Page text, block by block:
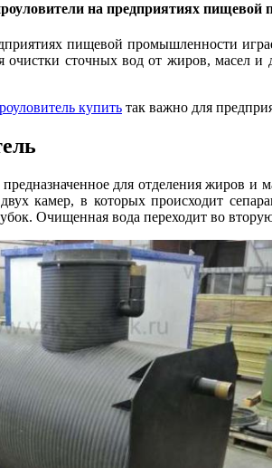
на предприятиях
пищевой промышленности
очистки сточных вод от жиров, масел
купить так важно для
для отделения жиров
камер, в которых происходит
Очищенная вода переходит во